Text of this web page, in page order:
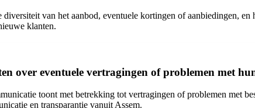
van het aanbod, eventuele kortingen of aanbiedingen,
klanten.
over eventuele vertragingen of problemen met
toont met betrekking tot vertragingen of problemen met
en transparantie vanuit Assem.